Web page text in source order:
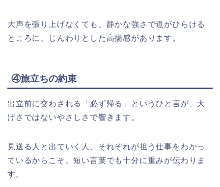
大声を張り上げなくても、静かな強さで道がひらける
ところに、じんわりとした高揚感があります。
④旅立ちの約束
出立前に交わされる「必ず帰る」というひと言が、大
げさではないやさしさで響きます。
見送る人と出ていく人、それぞれが担う仕事をわかっ
ているからこそ、短い言葉でも十分に重みが伝わりま
す。